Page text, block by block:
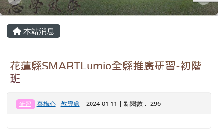
主內容區域
本站消息
花蓮縣SMARTLumio全縣推廣研習-初階
班
研習 秦梅心-教導處 | 2024-01-11 | 點閱數： 296
頁尾區域